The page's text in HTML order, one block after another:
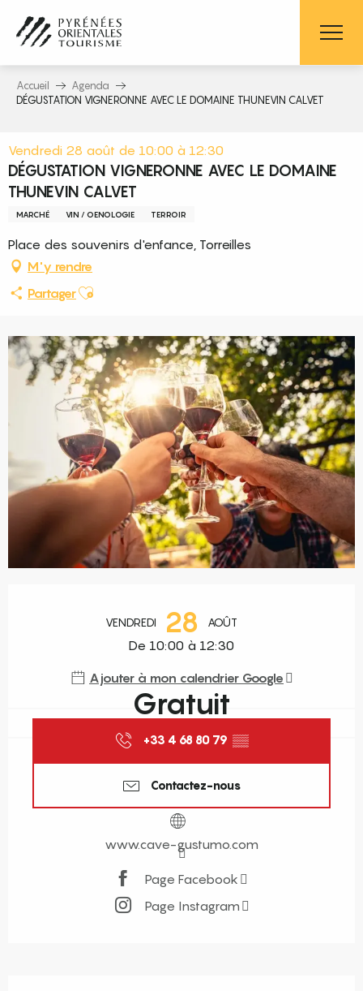
contenu
principal
Accueil
Agenda
DÉGUSTATION VIGNERONNE AVEC LE DOMAINE THUNEVIN CALVET
Vendredi 28 août de 10:00 à 12:30
DÉGUSTATION VIGNERONNE AVEC LE DOMAINE
THUNEVIN CALVET
MARCHÉ VIN / OENOLOGIE TERROIR
Place des souvenirs d'enfance, Torreilles
M'y rendre
PartagerAjouter aux favoris
VENDREDI 28 AOÛT
De 10:00 à 12:30
Ajouter à mon calendrier Google
Gratuit
+33 4 68 80 79 ▒▒
Contactez-nous
www.cave-gustumo.com
Page Facebook
Page Instagram